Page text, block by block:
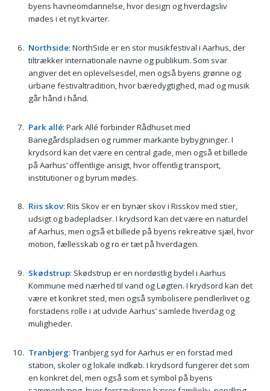
byens havneomdannelse, hvor design og hverdagsliv
mødes i et nyt kvarter.
Northside: NorthSide er en stor musikfestival i Aarhus, der
tiltrækker internationale navne og publikum. Som svar
angiver det en oplevelsesdel, men også byens grønne og
urbane festivaltradition, hvor bæredygtighed, mad og musik
går hånd i hånd.
Park allé: Park Allé forbinder Rådhuset med
Banegårdspladsen og rummer markante bybygninger. I
krydsord kan det være en central gade, men også et billede
på Aarhus’ offentlige ansigt, hvor offentlig transport,
institutioner og byrum mødes.
Riis skov: Riis Skov er en bynær skov i Risskov med stier,
udsigt og badepladser. I krydsord kan det være en naturdel
af Aarhus, men også et billede på byens rekreative sjæl, hvor
motion, fællesskab og ro er tæt på hverdagen.
Skødstrup: Skødstrup er en nordøstlig bydel i Aarhus
Kommune med nærhed til vand og Løgten. I krydsord kan det
være et konkret sted, men også symbolisere pendlerlivet og
forstadens rolle i at udvide Aarhus’ samlede hverdag og
muligheder.
Tranbjerg: Tranbjerg syd for Aarhus er en forstad med
station, skoler og lokale indkøb. I krydsord fungerer det som
en konkret del, men også som et symbol på byens